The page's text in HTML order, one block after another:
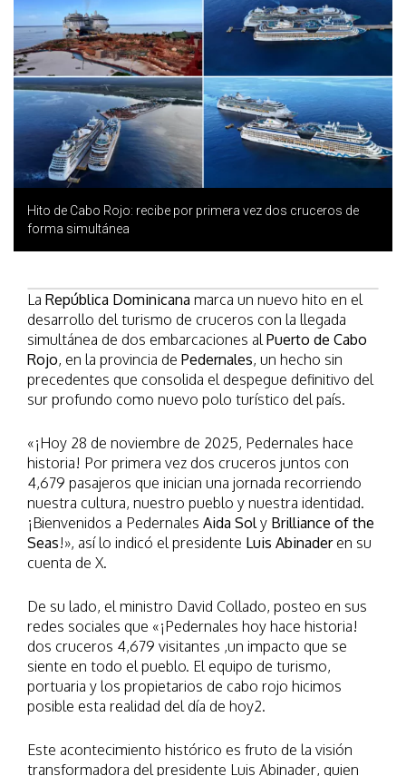
Hito de Cabo Rojo: recibe por primera vez dos cruceros de
forma simultánea
La República Dominicana marca un nuevo hito en el
desarrollo del turismo de cruceros con la llegada
simultánea de dos embarcaciones alPuerto de Cabo
Rojo, en la provincia de Pedernales, un hecho sin
precedentes que consolida el despegue definitivo del
sur profundo como nuevo polo turístico del país.
«¡Hoy 28 de noviembre de 2025, Pedernales hace
historia! Por primera vez dos cruceros juntos con
4,679 pasajeros que inician una jornada recorriendo
nuestra cultura, nuestro pueblo y nuestra identidad.
¡Bienvenidos a Pedernales Aida Soly Brilliance of the
Seas!», así lo indicó el presidente Luis Abinaderen su
cuenta de X.
De su lado, el ministro David Collado, posteo en sus
redes sociales que «¡Pedernales hoy hace historia!
dos cruceros 4,679 visitantes ,un impacto que se
siente en todo el pueblo. El equipo de turismo,
portuaria y los propietarios de cabo rojo hicimos
posible esta realidad del día de hoy2.
Este acontecimiento histórico es fruto de la visión
transformadora del presidente Luis Abinader, quien